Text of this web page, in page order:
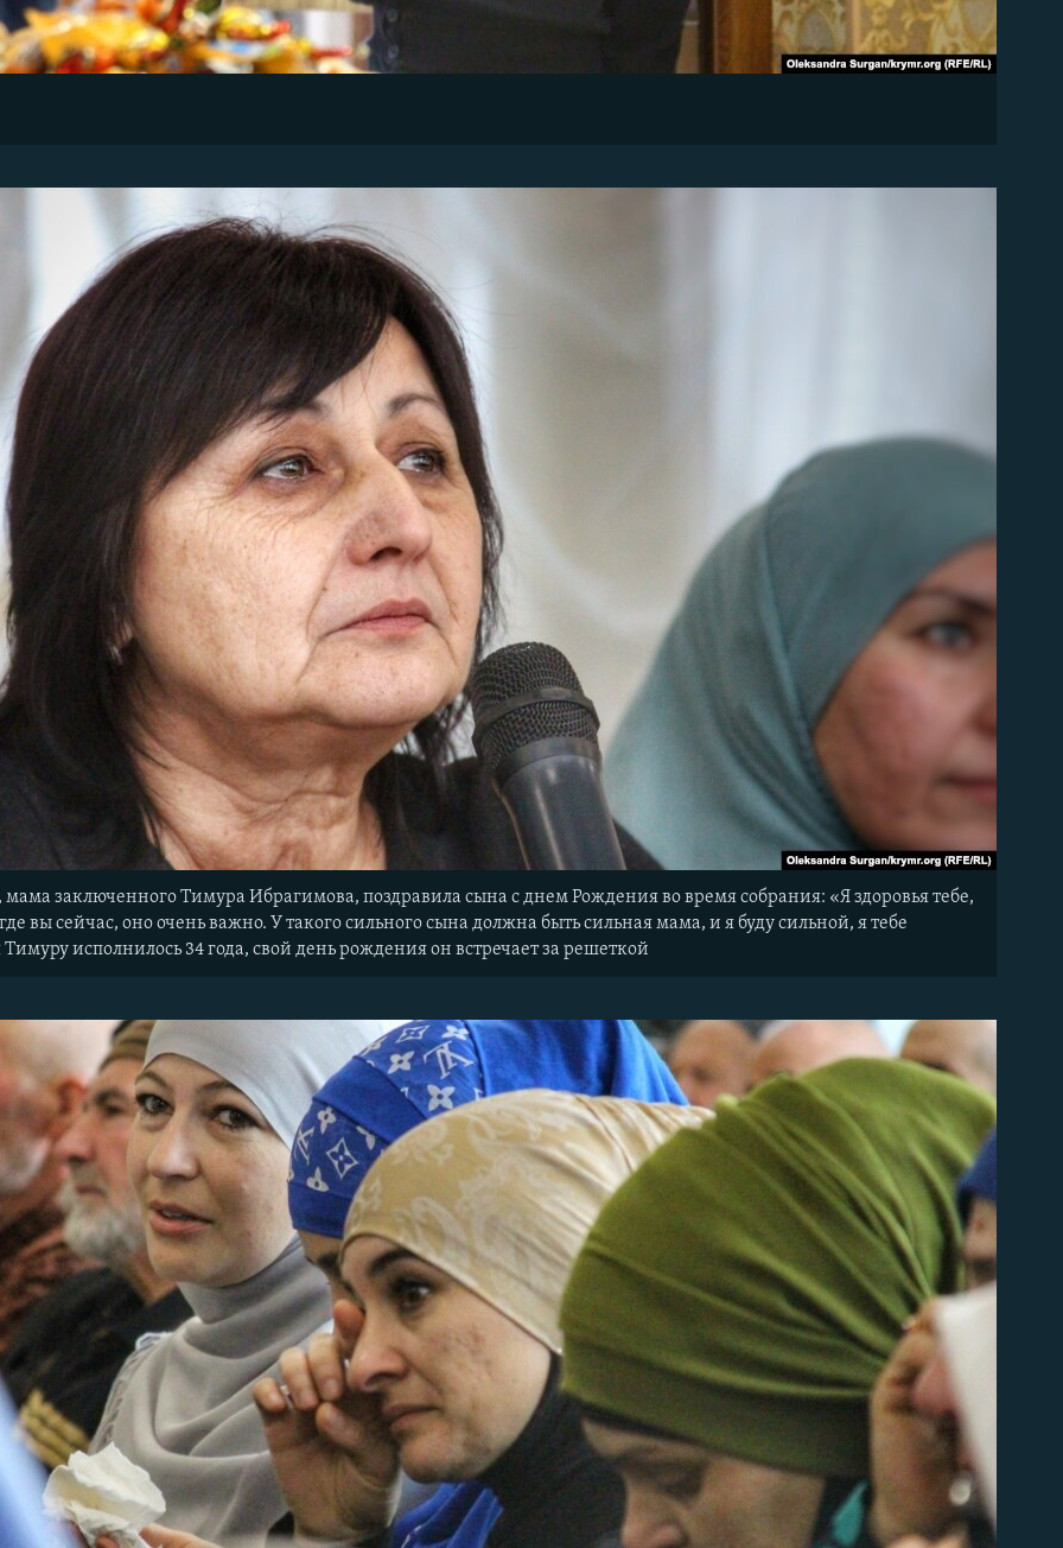
заключенного Тимура Ибрагимова, поздравила сына с днем Рождения во время собрания: «Я здоровья тебе,
вы сейчас, оно очень важно. У такого сильного сына должна быть сильная мама, и я буду сильной, я тебе
исполнилось 34 года, свой день рождения он встречает за решеткой